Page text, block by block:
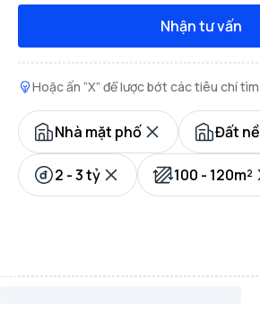
Nhận tư vấn
Hoặc ấn “X” để lược bớt các tiêu chí
Nhà mặt phố Đất
2 - 3 tỷ 100 - 120m²